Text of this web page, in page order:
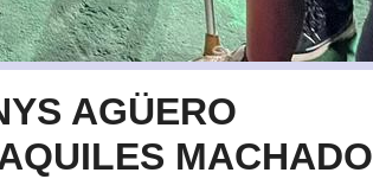
AGÜERO
MACHADO